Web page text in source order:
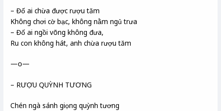
– Đố ai chừa được rượu tăm
Không chơi cờ bạc, không nằm ngủ trưa
– Đố ai ngồi võng không đưa,
Ru con không hát, anh chừa rượu tăm
—o—
– RƯỢU QUỲNH TƯƠNG
Chén ngà sánh giọng quỳnh tương